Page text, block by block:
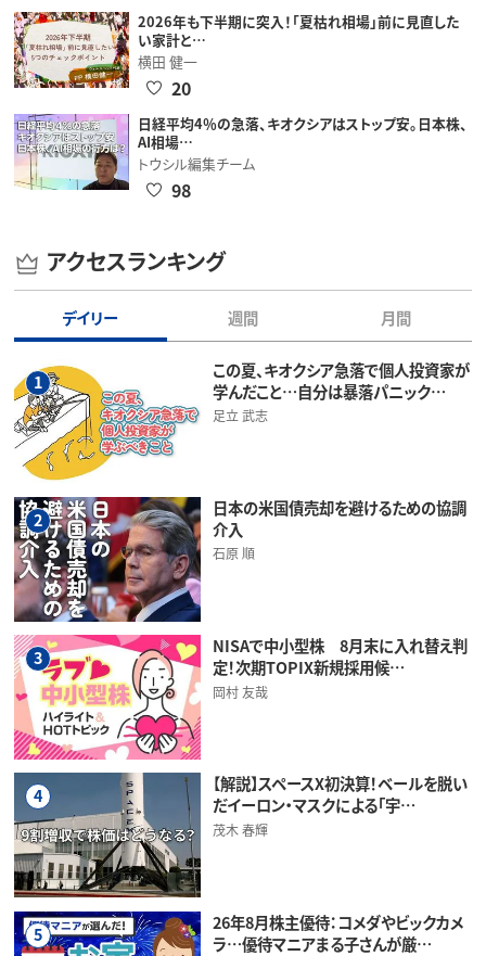
2026年も下半期に突入！「夏枯れ相場」前に見直した
い家計と…
横田 健一
20
日経平均4％の急落、キオクシアはストップ安。日本株、
AI相場…
トウシル編集チーム
98
アクセスランキング
デイリー 週間 月間
1
この夏、キオクシア急落で個人投資家が
学んだこと…自分は暴落パニック…
足立 武志
2
日本の米国債売却を避けるための協調
介入
石原 順
3
NISAで中小型株 8月末に入れ替え判
定！次期TOPIX新規採用候…
岡村 友哉
4
【解説】スペースX初決算！ベールを脱い
だイーロン・マスクによる「宇…
茂木 春輝
5
26年8月株主優待：コメダやビックカメ
ラ…優待マニアまる子さんが厳…